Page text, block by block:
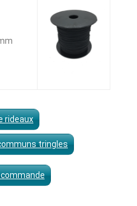
rideaux
tringles